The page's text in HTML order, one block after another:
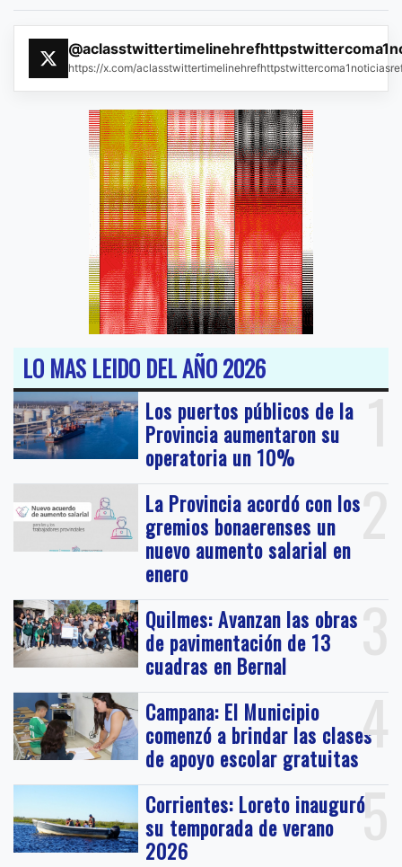
https://x.com/
LO MAS LEIDO DEL AÑO 2026
1
Los puertos públicos de la
Provincia aumentaron su
operatoria un 10%
2
La Provincia acordó con los
gremios bonaerenses un
nuevo aumento salarial en
enero
3
Quilmes: Avanzan las obras
de pavimentación de 13
cuadras en Bernal
4
Campana: El Municipio
comenzó a brindar las clases
de apoyo escolar gratuitas
5
Corrientes: Loreto inauguró
su temporada de verano
2026